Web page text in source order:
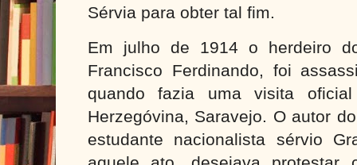
Sérvia para obter tal fim.
Em julho de 1914 o herdeiro
Francisco Ferdinando, foi
quando fazia uma visita
Herzegóvina, Saravejo. O autor
estudante nacionalista sérvio